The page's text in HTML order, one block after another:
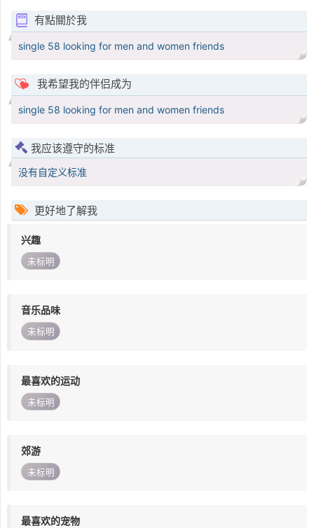
有點關於我
single 58 looking for men and women friends
我希望我的伴侣成为
single 58 looking for men and women friends
我应该遵守的标准
没有自定义标准
更好地了解我
兴趣
未标明
音乐品味
未标明
最喜欢的运动
未标明
郊游
未标明
最喜欢的宠物